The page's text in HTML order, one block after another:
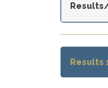
Results